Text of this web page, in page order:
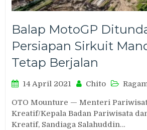
Balap MotoGP
Persiapan Sirkuit
Tetap Berjalan
14 April 2021 Chito
OTO Mounture — Menteri
Kreatif/Kepala Badan Pariwisata
Kreatif, Sandiaga Salahuddin…